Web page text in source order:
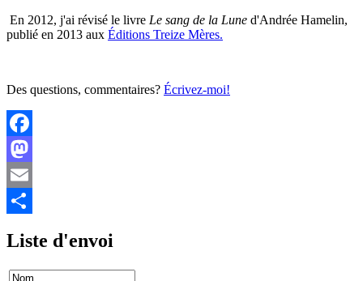
En 2012, j'ai révisé le livre Le sang de la Lune d'Andrée Hamelin,
publié en 2013 aux Éditions Treize Mères.
Des questions, commentaires? Écrivez-moi!
Facebook
Mastodon
Email
Liste d'envoi